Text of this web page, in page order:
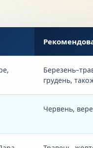
грудень,
Червень,